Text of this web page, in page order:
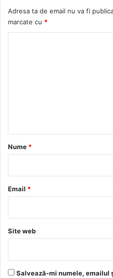
Adresa ta de email nu va fi
marcate cu *
r
*
Nume *
Email *
Site web
Salvează-mi numele, emailul